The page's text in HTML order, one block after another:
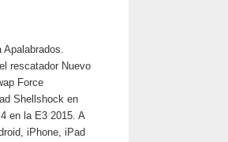
rescatador Nuevo
Force
Shellshock en
en la E3 2015. A
iPhone, iPad